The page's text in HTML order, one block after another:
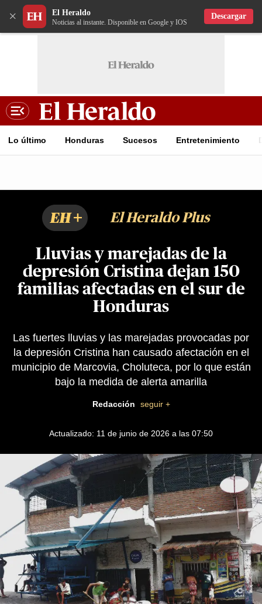
× El Heraldo
Noticias al instante. Disponible en Google y IOS
Descargar
Lo último Honduras Sucesos Entretenimiento
El Heraldo Plus
Lluvias y marejadas de la
depresión Cristina dejan 150
familias afectadas en el sur de
Honduras
Las fuertes lluvias y las marejadas provocadas por
la depresión Cristina han causado afectación en el
municipio de Marcovia, Choluteca, por lo que están
bajo la medida de alerta amarilla
Redacción seguir +
Actualizado: 11 de junio de 2026 a las 07:50